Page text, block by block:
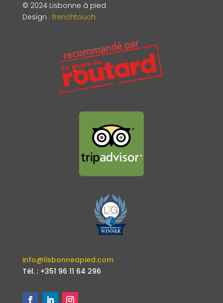
© 2024 Lisbonne à pied
Design : frenchtouch.
info@lisbonneapied.com
Tél. : +351 96 11 64 296